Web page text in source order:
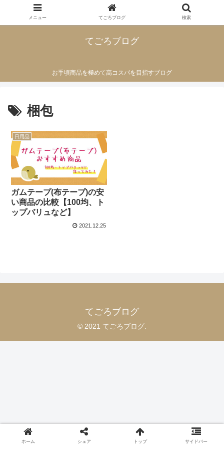
てごろブログ
お手頃商品を極めて高コスパを目指すブログ
梱包
日用品
ガムテープ(布テープ)の安
い商品の比較【100均、ト
ップバリュなど】
2021.12.25
てごろブログ
© 2021 てごろブログ.
メニュー てごろブログ 検索
ホーム シェア トップ サイドバー